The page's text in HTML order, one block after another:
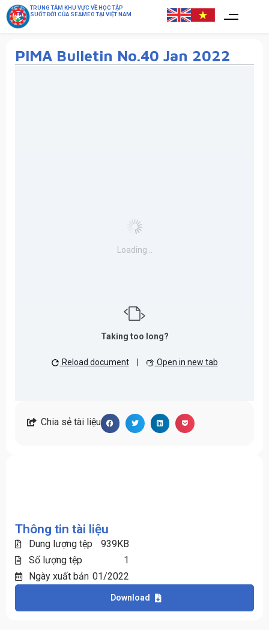
TRUNG TÂM KHU VỰC VỀ HỌC TẬP
SUỐT ĐỜI CỦA SEAMEO TẠI VIỆT NAM
PIMA Bulletin No.40 Jan 2022
Loading...
Taking too long?
Reload document Open in new tab
Chia sẻ tài liệu
Thông tin tài liệu
Dung lượng tệp
Số lượng tệp
Ngày xuất bản
939KB
1
01/2022
Download